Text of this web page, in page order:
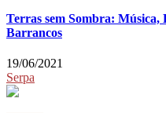
Terras sem Sombra: Música,
Barrancos
19/06/2021
Serpa